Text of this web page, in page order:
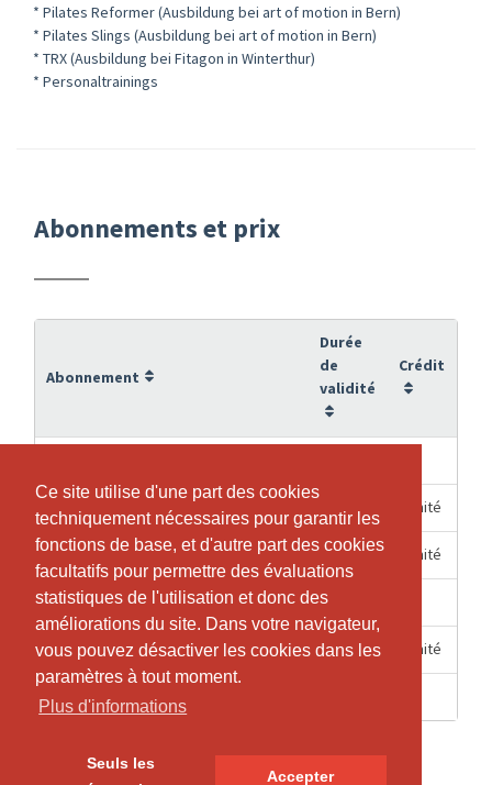
Ce site utilise d'une part des cookies
techniquement nécessaires pour garantir les
fonctions de base, et d'autre part des cookies
facultatifs pour permettre des évaluations
statistiques de l'utilisation et donc des
améliorations du site. Dans votre navigateur,
vous pouvez désactiver les cookies dans les
paramètres à tout moment.
Plus d'informations
Seuls les
Accepter
Ce site utilise d'une part des cookies
techniquement nécessaires pour garantir les
fonctions de base, et d'autre part des cookies
facultatifs pour permettre des évaluations
statistiques de l'utilisation et donc des
améliorations du site. Dans votre navigateur,
vous pouvez désactiver les cookies dans les
paramètres à tout moment.
Plus d'informations
Seuls les
Accepter
* Pilates Reformer (Ausbildung bei art of motion in Bern)
* Pilates Slings (Ausbildung bei art of motion in Bern)
* TRX (Ausbildung bei Fitagon in Winterthur)
* Personaltrainings
Abonnements et prix
Abonnement
Durée
de
validité
Crédit
1/2 Jahres-Abo 6 Mois Illimité
1/4 Jahres Abo 3 Mois Illimité
Einzeleintritt Reformer 6 Mois
Jahres - Abo 12 Mois Illimité
Probelektion